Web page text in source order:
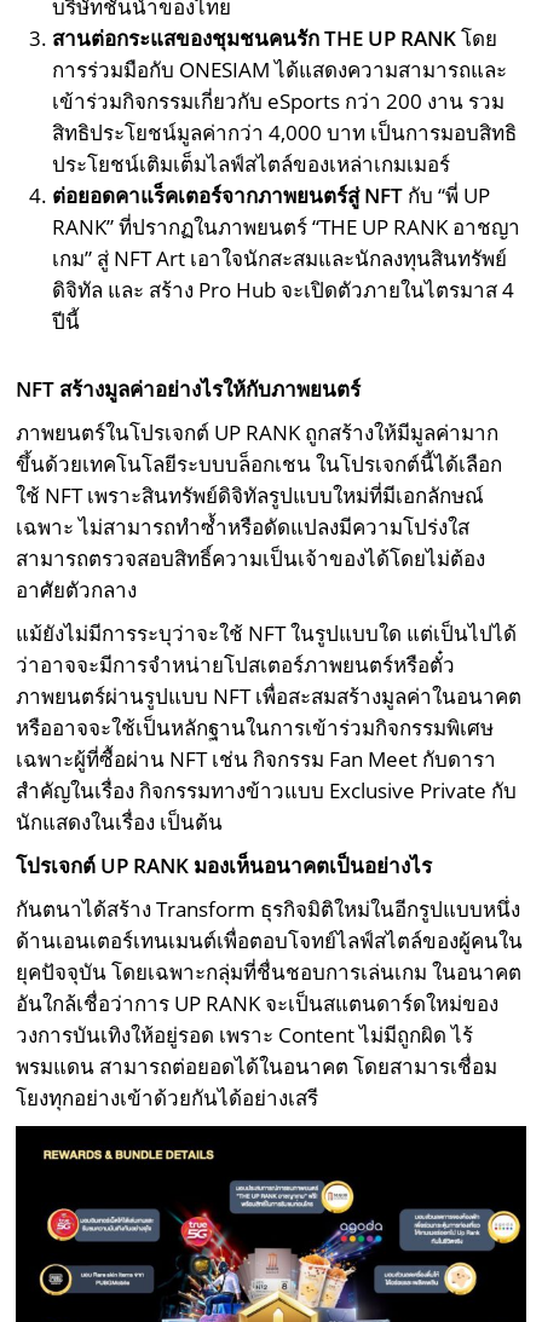
บริษัทชั้นนำของไทย
สานต่อกระแสของชุมชนคนรักTHE UP RANKโดย
การร่วมมือกับ ONESIAM ได้แสดงความสามารถและ
เข้าร่วมกิจกรรมเกี่ยวกับ eSports กว่า 200 งาน รวม
สิทธิประโยชน์มูลค่ากว่า 4,000 บาท เป็นการมอบสิทธิ
ประโยชน์เติมเต็มไลฟ์สไตล์ของเหล่าเกมเมอร์
ต่อยอดคาแร็คเตอร์จากภาพยนตร์สู่NFT กับ “พี่ UP
RANK” ที่ปรากฏในภาพยนตร์ “THE UP RANK อาชญา
เกม” สู่ NFT Art เอาใจนักสะสมและนักลงทุนสินทรัพย์
ดิจิทัล และ สร้าง Pro Hub จะเปิดตัวภายในไตรมาส 4
ปีนี้
NFT สร้างมูลค่าอย่างไรให้กับภาพยนตร์
ภาพยนตร์ในโปรเจกต์ UP RANK ถูกสร้างให้มีมูลค่ามาก
ขึ้นด้วยเทคโนโลยีระบบบล็อกเชน ในโปรเจกต์นี้ได้เลือก
ใช้ NFT เพราะสินทรัพย์ดิจิทัลรูปแบบใหม่ที่มีเอกลักษณ์
เฉพาะ ไม่สามารถทำซ้ำหรือดัดแปลงมีความโปร่งใส
สามารถตรวจสอบสิทธิ์ความเป็นเจ้าของได้โดยไม่ต้อง
อาศัยตัวกลาง
แม้ยังไม่มีการระบุว่าจะใช้ NFT ในรูปแบบใด แต่เป็นไปได้
ว่าอาจจะมีการจำหน่ายโปสเตอร์ภาพยนตร์หรือตั๋ว
ภาพยนตร์ผ่านรูปแบบ NFT เพื่อสะสมสร้างมูลค่าในอนาคต
หรืออาจจะใช้เป็นหลักฐานในการเข้าร่วมกิจกรรมพิเศษ
เฉพาะผู้ที่ซื้อผ่าน NFT เช่น กิจกรรม Fan Meet กับดารา
สำคัญในเรื่อง กิจกรรมทางข้าวแบบ Exclusive Private กับ
นักแสดงในเรื่อง เป็นต้น
โปรเจกต์ UP RANK มองเห็นอนาคตเป็นอย่างไร
กันตนาได้สร้าง Transform ธุรกิจมิติใหม่ในอีกรูปแบบหนึ่ง
ด้านเอนเตอร์เทนเมนต์เพื่อตอบโจทย์ไลฟ์สไตล์ของผู้คนใน
ยุคปัจจุบัน โดยเฉพาะกลุ่มที่ชื่นชอบการเล่นเกม ในอนาคต
อันใกล้เชื่อว่าการ UP RANK จะเป็นสแตนดาร์ดใหม่ของ
วงการบันเทิงให้อยู่รอด เพราะ Content ไม่มีถูกผิด ไร้
พรมแดน สามารถต่อยอดได้ในอนาคต โดยสามารเชื่อม
โยงทุกอย่างเข้าด้วยกันได้อย่างเสรี